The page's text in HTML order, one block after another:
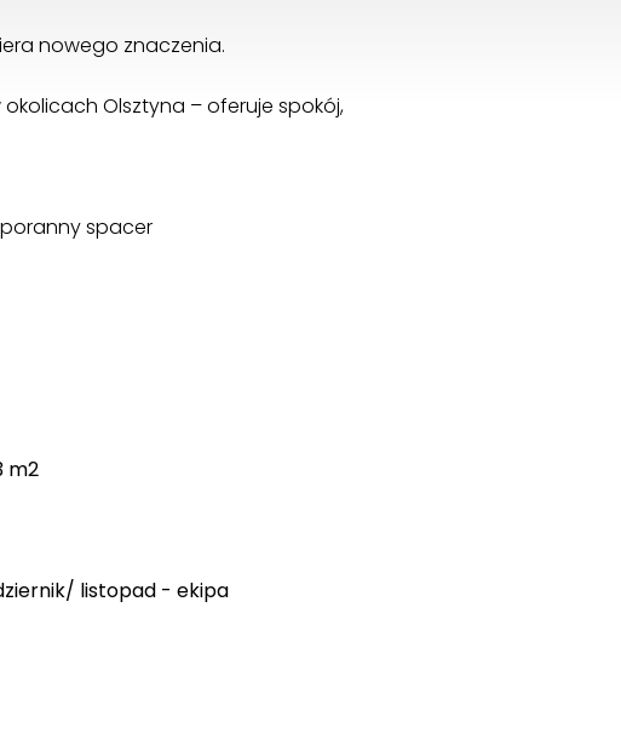
nowego znaczenia.
Olsztyna – oferuje spokój,
spacer
m2
listopad - ekipa